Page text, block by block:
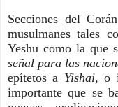
Secciones del
musulmanes tales
Yeshu como la que
señal para las
epítetos a Yishai, o
importante que se